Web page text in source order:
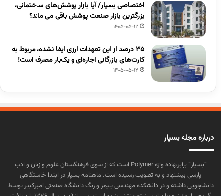
اختصاصی بسپار/ آیا بازار پوشش‌های ساختمانی،
بزرگترین بازار صنعت پوشش باقی می ماند؟
1405-05-12
۳۵ درصد از این تعهدات ارزی ایفا نشده، مربوط به
کارت‌های بازرگانی اجاره‌ای و یک‌بار مصرف است!
1405-05-12
درباره مجله بسپار
“بسپار” برابرنهاده واژه Polymer است که از سوی فرهنگستان علوم و زبان و ادب
پارسی پیشنهاد و به تصویب رسیده است. ماهنامه بسپار در ابتدا خاستگاهی
دانشجویی داشته و در دانشکده مهندسی پلیمر و رنگ دانشگاه صنعتی امیرکبیر توسط